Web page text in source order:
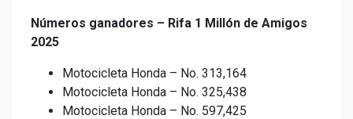
Números ganadores – Rifa 1 Millón de Amigos
2025
Motocicleta Honda – No. 313,164
Motocicleta Honda – No. 325,438
Motocicleta Honda – No. 597,425